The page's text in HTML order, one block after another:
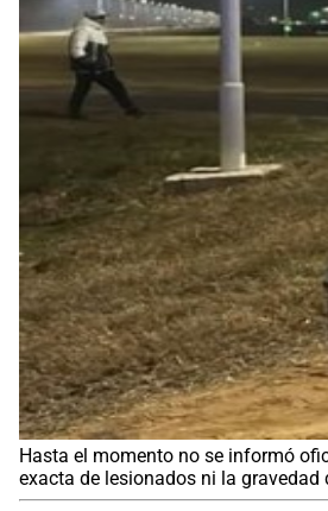
Hasta el momento no se informó
exacta de lesionados ni la gravedad